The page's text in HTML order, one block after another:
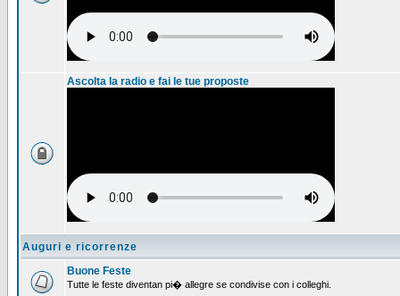
Ascolta la radio e fai le tue proposte
Auguri e ricorrenze
Buone Feste
Tutte le feste diventan pi� allegre se condivise con i colleghi.